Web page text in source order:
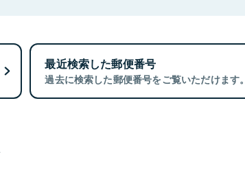
最近検索した郵便番号
過去に検索した郵便番号をご覧いただけます。